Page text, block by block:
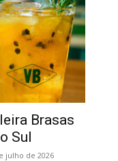
Brasas
Sul
julho de 2026